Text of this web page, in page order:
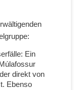
Ein
direkt von
Ebenso